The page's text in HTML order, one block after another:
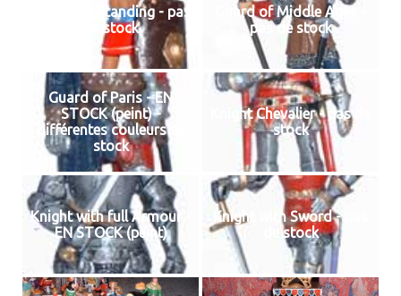
Gladiator Standing - pas
de stock
Guard of Middle Ages -
pas de stock
Guard of Paris - EN
STOCK (peint) -
différentes couleurs en
stock
Knight Chevalier - pas de
stock
Knight with full Armour -
EN STOCK (peint)
Knight with Sword - pas
de stock